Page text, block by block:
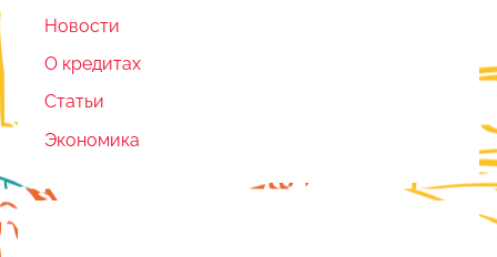
Новости
О кредитах
Статьи
Экономика